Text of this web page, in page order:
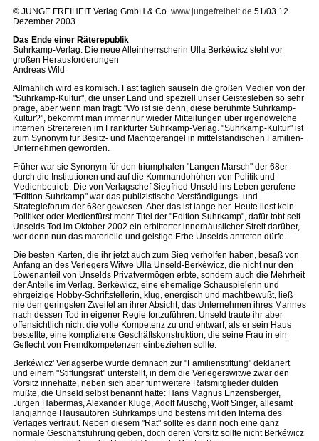
© JUNGE FREIHEIT Verlag GmbH & Co. www.jungefreiheit.de 51/03 12.
Dezember 2003
Das Ende einer Räterepublik
Suhrkamp-Verlag: Die neue Alleinherrscherin Ulla Berkéwicz steht vor
großen Herausforderungen
Andreas Wild
Allmählich wird es komisch. Fast täglich säuseln die großen Medien von der
"Suhrkamp-Kultur", die unser Land und speziell unser Geistesleben so sehr
präge, aber wenn man fragt: "Wo ist sie denn, diese berühmte Suhrkamp-
Kultur?", bekommt man immer nur wieder Mitteilungen über irgendwelche
internen Streitereien im Frankfurter Suhrkamp-Verlag. "Suhrkamp-Kultur" ist
zum Synonym für Besitz- und Machtgerangel in mittelständischen Familien-
Unternehmen geworden.
Früher war sie Synonym für den triumphalen "Langen Marsch" der 68er
durch die Institutionen und auf die Kommandohöhen von Politik und
Medienbetrieb. Die von Verlagschef Siegfried Unseld ins Leben gerufene
"Edition Suhrkamp" war das publizistische Verständigungs- und
Strategieforum der 68er gewesen. Aber das ist lange her. Heute liest kein
Politiker oder Medienfürst mehr Titel der "Edition Suhrkamp", dafür tobt seit
Unselds Tod im Oktober 2002 ein erbitterter innerhäuslicher Streit darüber,
wer denn nun das materielle und geistige Erbe Unselds antreten dürfe.
Die besten Karten, die ihr jetzt auch zum Sieg verholfen haben, besaß von
Anfang an des Verlegers Witwe Ulla Unseld-Berkéwicz, die nicht nur den
Löwenanteil von Unselds Privatvermögen erbte, sondern auch die Mehrheit
der Anteile im Verlag. Berkéwicz, eine ehemalige Schauspielerin und
ehrgeizige Hobby-Schriftstellerin, klug, energisch und machtbewußt, ließ
nie den geringsten Zweifel an ihrer Absicht, das Unternehmen ihres Mannes
nach dessen Tod in eigener Regie fortzuführen. Unseld traute ihr aber
offensichtlich nicht die volle Kompetenz zu und entwarf, als er sein Haus
bestellte, eine komplizierte Geschäftskonstruktion, die seine Frau in ein
Geflecht von Fremdkompetenzen einbeziehen sollte.
Berkéwicz' Verlagserbe wurde demnach zur "Familienstiftung" deklariert
und einem "Stiftungsrat" unterstellt, in dem die Verlegerswitwe zwar den
Vorsitz innehatte, neben sich aber fünf weitere Ratsmitglieder dulden
mußte, die Unseld selbst benannt hatte: Hans Magnus Enzensberger,
Jürgen Habermas, Alexander Kluge, Adolf Muschg, Wolf Singer, allesamt
langjährige Hausautoren Suhrkamps und bestens mit den Interna des
Verlages vertraut. Neben diesem "Rat" sollte es dann noch eine ganz
normale Geschäftsführung geben, doch deren Vorsitz sollte nicht Berkéwicz